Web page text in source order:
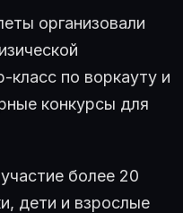
организовали
по воркауту и
конкурсы для
более 20
дети и взрослые